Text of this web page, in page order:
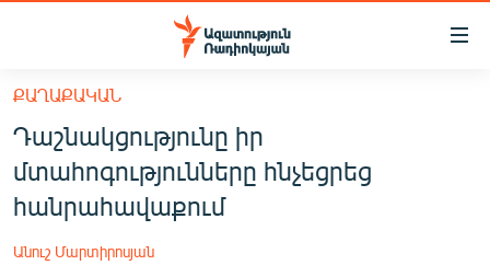
Մատչելիության
հիմնական
բովանդակությանը
Անցնել
հիմնական
մենյուին
ՀԱՅԱՍՏԱՆ
ՔԱՂԱՔԱԿԱՆ
ՔԱՂԱՔԱԿԱՆ
Դաշնակցությունը իր
մտահոգությունները հնչեցրեց
հանրահավաքում
Անուշ Մարտիրոսյան